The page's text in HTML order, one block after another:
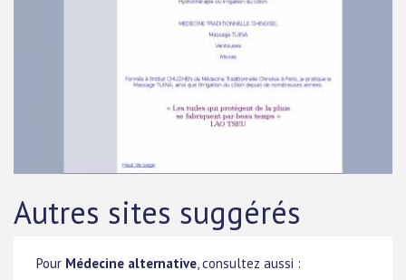
Autres sites suggérés
Pour Médecine alternative, consultez aussi :